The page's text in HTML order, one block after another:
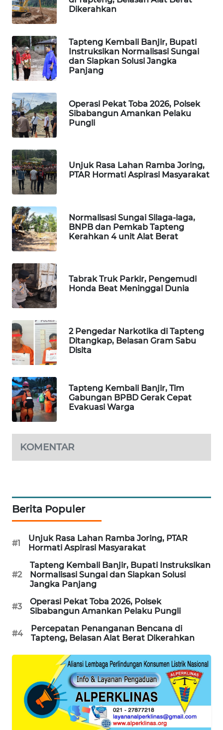
Dikerahkan
Tapteng Kembali Banjir, Bupati
Instruksikan Normalisasi Sungai
dan Siapkan Solusi Jangka
Panjang
Operasi Pekat Toba 2026, Polsek
Sibabangun Amankan Pelaku
Pungli
Unjuk Rasa Lahan Ramba Joring,
PTAR Hormati Aspirasi Masyarakat
Normalisasi Sungai Silaga-laga,
BNPB dan Pemkab Tapteng
Kerahkan 4 unit Alat Berat
Tabrak Truk Parkir, Pengemudi
Honda Beat Meninggal Dunia
2 Pengedar Narkotika di Tapteng
Ditangkap, Belasan Gram Sabu
Disita
Tapteng Kembali Banjir, Tim
Gabungan BPBD Gerak Cepat
Evakuasi Warga
KOMENTAR
Berita Populer
#1
Unjuk Rasa Lahan Ramba Joring, PTAR
Hormati Aspirasi Masyarakat
#2
Tapteng Kembali Banjir, Bupati Instruksikan
Normalisasi Sungai dan Siapkan Solusi
Jangka Panjang
#3
Operasi Pekat Toba 2026, Polsek
Sibabangun Amankan Pelaku Pungli
#4
Percepatan Penanganan Bencana di
Tapteng, Belasan Alat Berat Dikerahkan
ID
ID
MARTABAT
NET
PLN
WATCH
MKLI
LPKKI
LKKI
KOPEKLIN
PORTAL
FORWAMKI
ALPERKLINAS
FORJASIDA
TAMBANG
SITUNGIR
NEWS
SIDIKALANG
NEWS
METRO
SIANTAR
MEDAN
NEWS
METRO
JAKARTA
NEWS
KARING
NEWS